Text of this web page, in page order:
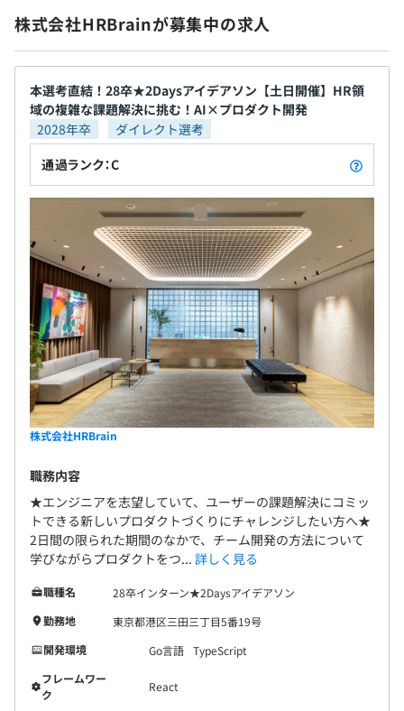
目標設定は開発チームであれば、各プロダクトの
PdM&PjM&TLと相談の元で策定。
・3ヶ月ごとに振り返り1on1を実施。半期ごとに評価査定
を行い、年1回(4月)に昇給査定を実施。3ヶ月の振り返り
1on1のタイミングで目線をすり合わせることで評価期の
サプライズを防止しております。
保険）
関東ITソフトウェア健康保険組合加入
無期雇用
したい』『成長環境に身を置いて仕事がしたい』と
いった方の応募を心よりお待ちしております。
株式会社HRBrainが募集中の求人
本選考直結！28卒★2Daysアイデアソン【土日開催】HR領
域の複雑な課題解決に挑む！AI×プロダクト開発
2028年卒
ダイレクト選考
通過ランク：C
株式会社HRBrain
職務内容
★エンジニアを志望していて、ユーザーの課題解決にコミッ
トできる新しいプロダクトづくりにチャレンジしたい方へ★
2日間の限られた期間のなかで、チーム開発の方法について
学びながらプロダクトをつ... 詳しく見る
職種名
28卒インターン★2Daysアイデアソン
勤務地
東京都港区三田三丁目5番19号
開発環境
Go言語 TypeScript
フレームワー
ク
React